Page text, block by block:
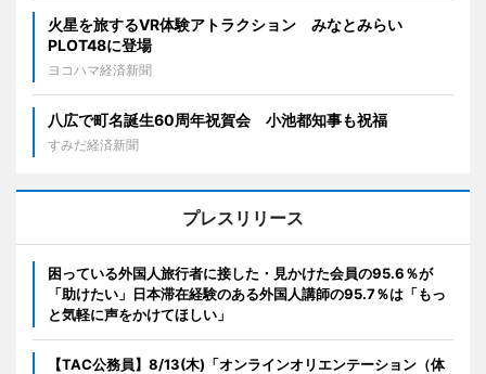
火星を旅するVR体験アトラクション みなとみらい
PLOT48に登場
ヨコハマ経済新聞
八広で町名誕生60周年祝賀会 小池都知事も祝福
すみだ経済新聞
プレスリリース
困っている外国人旅行者に接した・見かけた会員の95.6％が
「助けたい」日本滞在経験のある外国人講師の95.7％は「もっ
と気軽に声をかけてほしい」
【TAC公務員】8/13(木)「オンラインオリエンテーション（体